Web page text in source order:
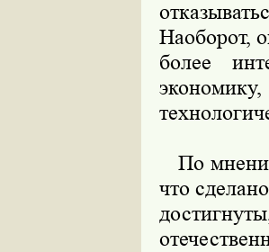
Наоборот,
более
По
что